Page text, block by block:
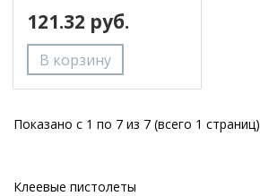
121.32 руб.
Показано с 1 по 7 из 7 (всего 1 страниц)
Клеевые пистолеты